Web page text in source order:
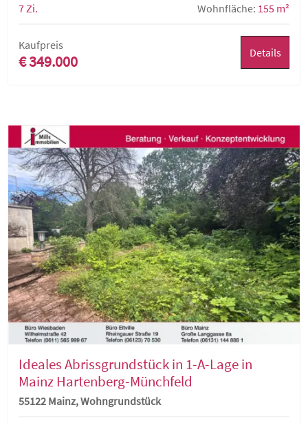
7 Zi. Wohnfläche: 155 m²
Kaufpreis
€ 349.000 Details
Ideales Abrissgrundstück in 1-A-Lage in
Mainz Hartenberg-Münchfeld
55122 Mainz, Wohngrundstück